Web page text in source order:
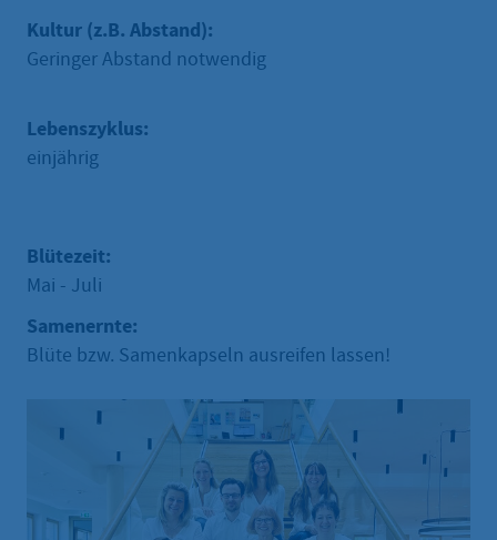
Kultur (z.B. Abstand):
Geringer Abstand notwendig
Lebenszyklus:
einjährig
Blütezeit:
Mai - Juli
Samenernte:
Blüte bzw. Samenkapseln ausreifen lassen!